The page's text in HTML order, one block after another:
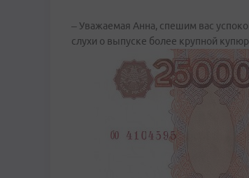
– Уважаемая Анна, спешим вас
слухи о выпуске более крупной